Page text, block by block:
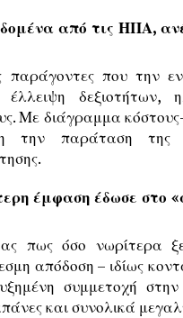
από τις ΗΠΑ,
παράγοντες που την
έλλειψη δεξιοτήτων,
Με διάγραμμα
την παράταση της
έμφαση έδωσε στο
πως όσο νωρίτερα
απόδοση – ιδίως
συμμετοχή
και συνολικά